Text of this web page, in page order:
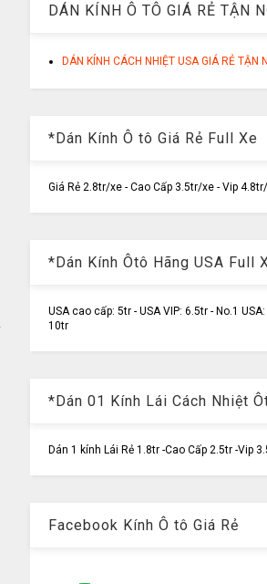
DÁN KÍNH Ô TÔ GIÁ RẺ TẬN
DÁN KÍNH CÁCH NHIỆT USA GIÁ RẺ TẬN
*Dán Kính Ô tô Giá Rẻ Full Xe
Giá Rẻ 2.8tr/xe - Cao Cấp 3.5tr/xe - Vip
*Dán Kính Ôtô Hãng USA Full
USA cao cấp: 5tr - USA VIP: 6.5tr - No.1 USA:
10tr
*Dán 01 Kính Lái Cách Nhiệt
Dán 1 kính Lái Rẻ 1.8tr -Cao Cấp 2.5tr -Vip
Facebook Kính Ô tô Giá Rẻ